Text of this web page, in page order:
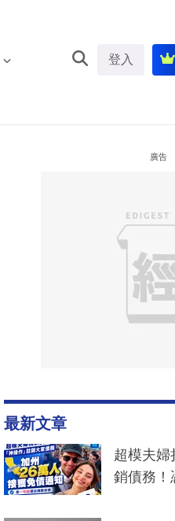
登入
廣告
最新文章
超模夫婦
銷債務！